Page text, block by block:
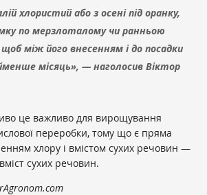
хлористий або з осені під оранку,
по мерзлоталому чи ранньою
між його внесенням і до посадки
місяць», — наголосив Віктор
це важливо для вирощування
переробки, тому що є пряма
хлору і вмістом сухих речовин —
сухих речовин.